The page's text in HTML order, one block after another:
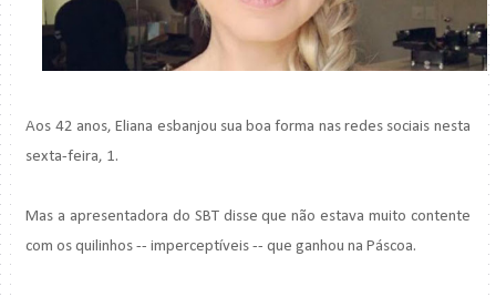
Aos 42 anos, Eliana esbanjou sua boa forma nas redes sociais nesta
sexta-feira, 1.
Mas a apresentadora do SBT disse que não estava muito contente
com os quilinhos -- imperceptíveis -- que ganhou na Páscoa.